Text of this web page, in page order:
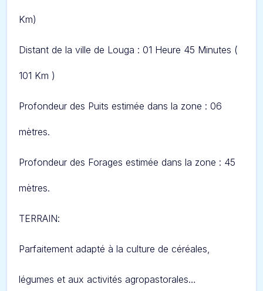
Km)
Distant de la ville de Louga : 01 Heure 45 Minutes (
101 Km )
Profondeur des Puits estimée dans la zone : 06
mètres.
Profondeur des Forages estimée dans la zone : 45
mètres.
TERRAIN:
Parfaitement adapté à la culture de céréales,
légumes et aux activités agropastorales…